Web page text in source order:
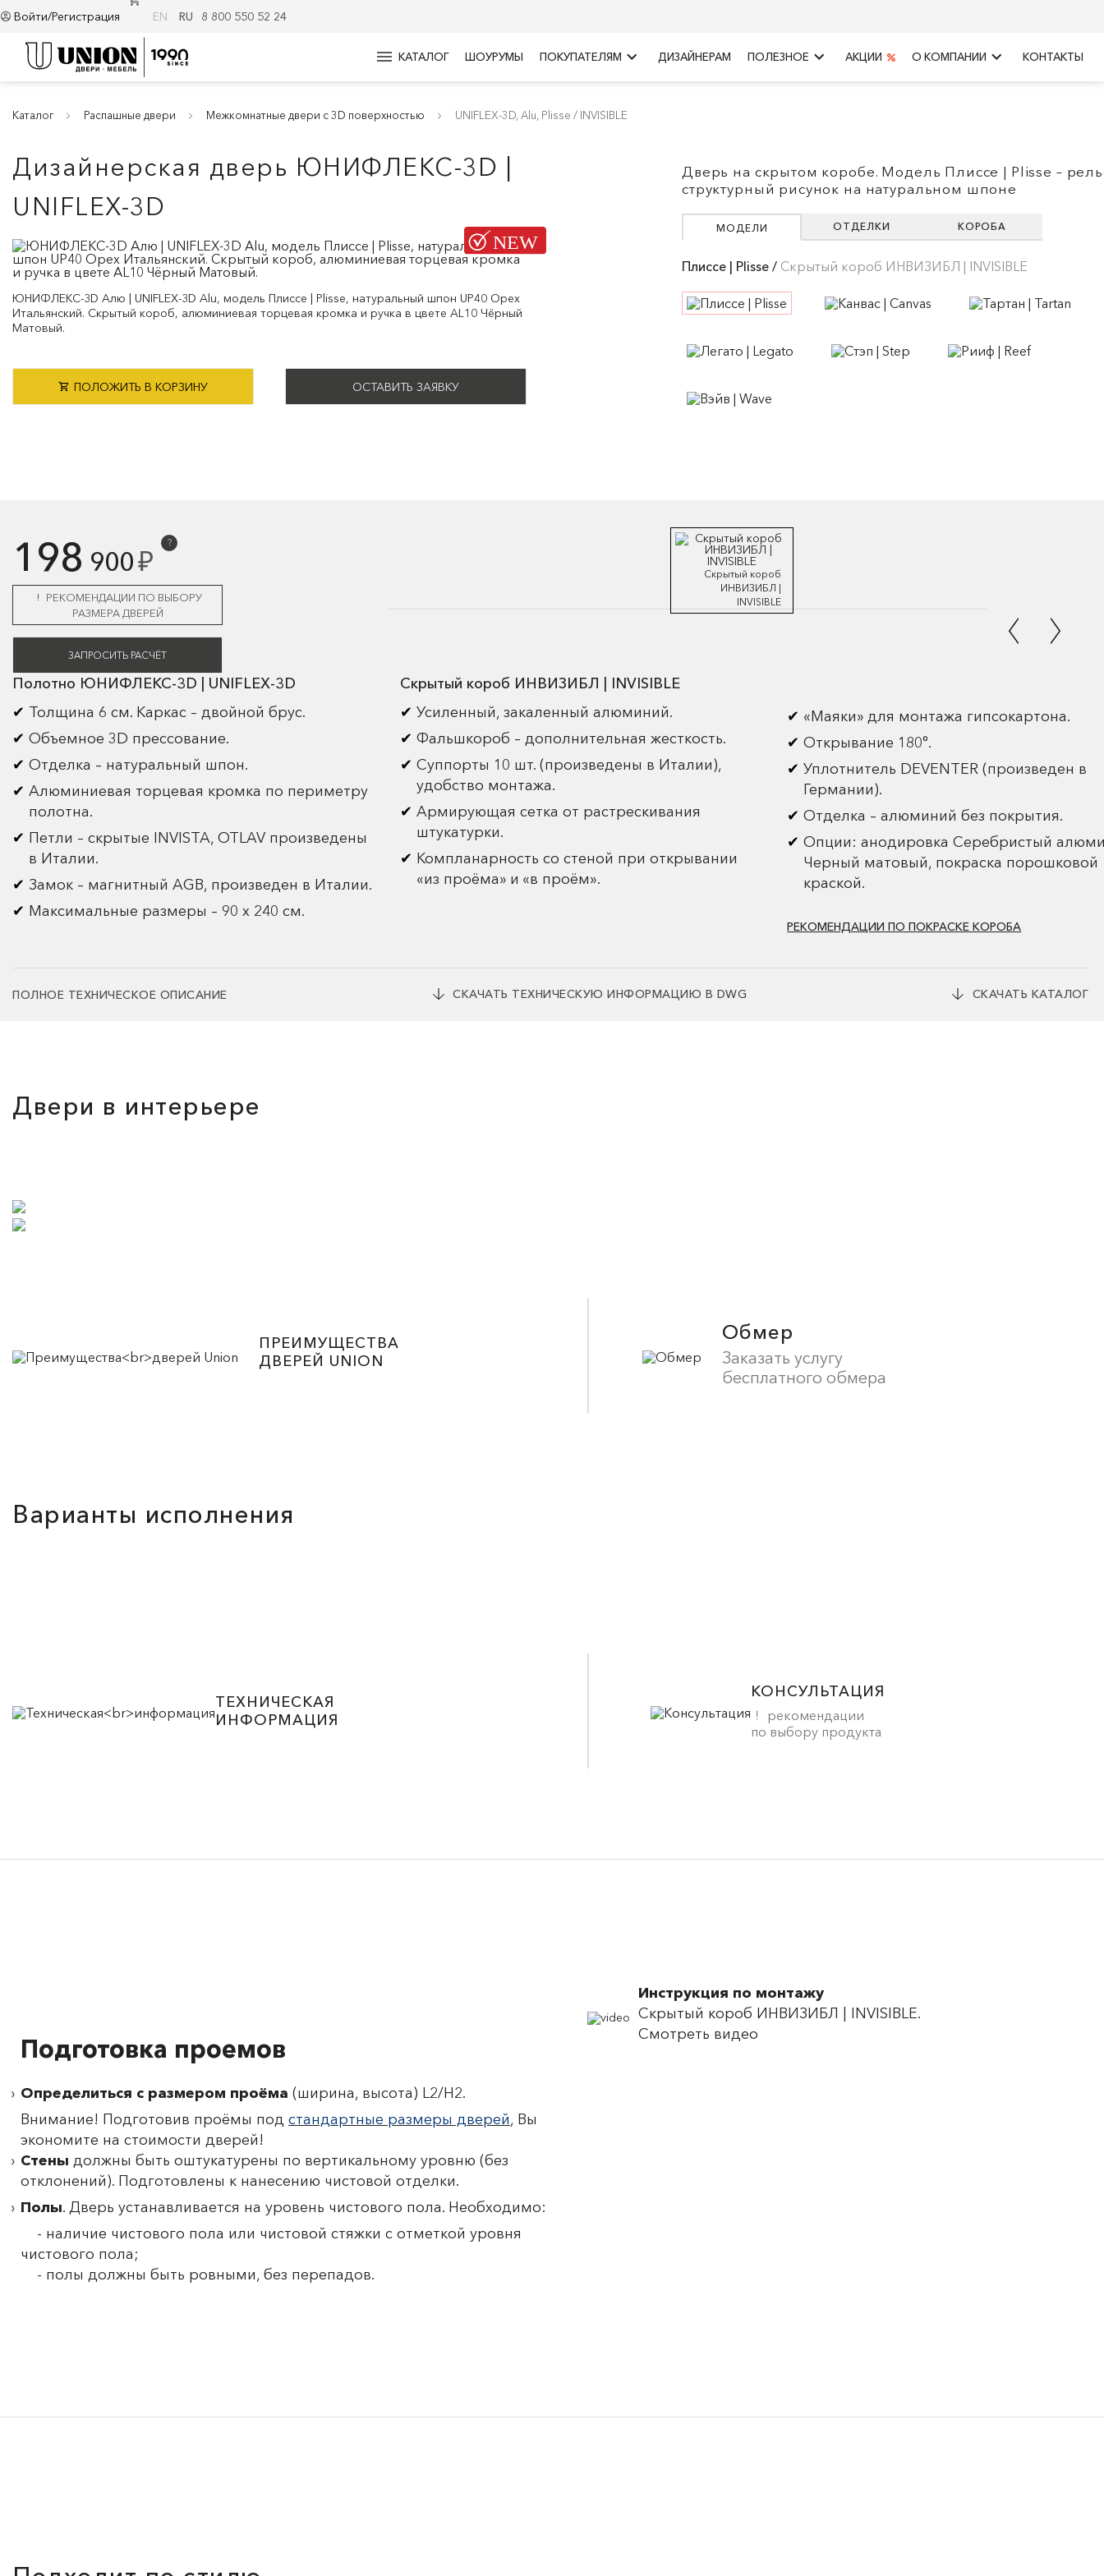
Войти/Регистрация EN RU 8 800 550 52 24
menu КАТАЛОГ ШОУРУМЫ ПОКУПАТЕЛЯМ keyboard_arrow_right ДИЗАЙНЕРАМ ПОЛЕЗНОЕ keyboard_arrow_right АКЦИИ О КОМПАНИИ keyboard_arrow_right КОНТАКТЫ
Каталог Распашные двери Межкомнатные двери с 3D поверхностью UNIFLEX-3D, Alu, Plisse / INVISIBLE
Дизайнерская дверь ЮНИФЛЕКС-3D |
UNIFLEX-3D
ЮНИФЛЕКС-3D Алю | UNIFLEX-3D Alu, модель Плиссе | Plisse, натуральный шпон UP40 Орех
Итальянский. Скрытый короб, алюминиевая торцевая кромка и ручка в цвете AL10 Чёрный
Матовый.
ПОЛОЖИТЬ В КОРЗИНУ ОСТАВИТЬ ЗАЯВКУ
Дверь на скрытом коробе. Модель Плиссе | Plisse –
структурный рисунок на натуральном шпоне
МОДЕЛИ ОТДЕЛКИ КОРОБА
Плиссе | Plisse / Скрытый короб ИНВИЗИБЛ | INVISIBLE
198 900₽
?
РЕКОМЕНДАЦИИ ПО ВЫБОРУ
РАЗМЕРА ДВЕРЕЙ
ЗАПРОСИТЬ РАСЧЁТ
Скрытый короб
ИНВИЗИБЛ |
INVISIBLE
Полотно ЮНИФЛЕКС-3D | UNIFLEX-3D
Толщина 6 см. Каркас – двойной брус.
Объемное 3D прессование.
Отделка – натуральный шпон.
Алюминиевая торцевая кромка по периметру
полотна.
Петли – скрытые INVISTA, OTLAV произведены
в Италии.
Замок – магнитный AGB, произведен в Италии.
Максимальные размеры – 90 х 240 см.
Скрытый короб ИНВИЗИБЛ | INVISIBLE
Усиленный, закаленный алюминий.
Фальшкороб – дополнительная жесткость.
Суппорты 10 шт. (произведены в Италии),
удобство монтажа.
Армирующая сетка от растрескивания
штукатурки.
Компланарность со стеной при открывании
«из проёма» и «в проём».
«Маяки» для монтажа гипсокартона.
Открывание 180°.
Уплотнитель DEVENTER (произведен в
Германии).
Отделка – алюминий без покрытия.
Опции: анодировка Серебристый
Черный матовый, покраска порошковой
краской.
РЕКОМЕНДАЦИИ ПО ПОКРАСКЕ КОРОБА
ПОЛНОЕ ТЕХНИЧЕСКОЕ ОПИСАНИЕ СКАЧАТЬ ТЕХНИЧЕСКУЮ ИНФОРМАЦИЮ В DWG СКАЧАТЬ КАТАЛОГ
Двери в интерьере
ПРЕИМУЩЕСТВА
ДВЕРЕЙ UNION
Обмер
Заказать услугу
бесплатного обмера
Варианты исполнения
ТЕХНИЧЕСКАЯ
ИНФОРМАЦИЯ
КОНСУЛЬТАЦИЯ
рекомендации
по выбору продукта
Подготовка проемов
Определиться с размером проёма (ширина, высота) L2/H2.
Внимание! Подготовив проёмы под стандартные размеры дверей, Вы
экономите на стоимости дверей!
Стены должны быть оштукатурены по вертикальному уровню (без
отклонений). Подготовлены к нанесению чистовой отделки.
Полы. Дверь устанавливается на уровень чистового пола. Необходимо:
- наличие чистового пола или чистовой стяжки с отметкой уровня
чистового пола;
- полы должны быть ровными, без перепадов.
Инструкция по монтажу
Скрытый короб ИНВИЗИБЛ | INVISIBLE.
Смотреть видео